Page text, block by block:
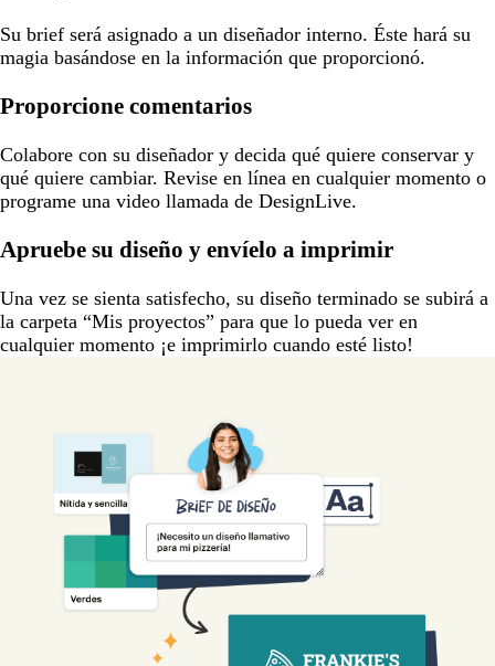
Su brief será asignado a un diseñador interno. Éste hará su
magia basándose en la información que proporcionó.
Proporcione comentarios
Colabore con su diseñador y decida qué quiere conservar y
qué quiere cambiar. Revise en línea en cualquier momento o
programe una video llamada de DesignLive.
Apruebe su diseño y envíelo a imprimir
Una vez se sienta satisfecho, su diseño terminado se subirá a
la carpeta “Mis proyectos” para que lo pueda ver en
cualquier momento ¡e imprimirlo cuando esté listo!